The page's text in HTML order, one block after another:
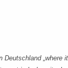
„where